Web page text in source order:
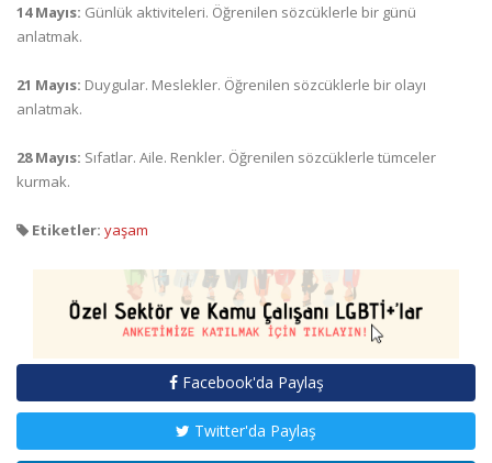
14 Mayıs: Günlük aktiviteleri. Öğrenilen sözcüklerle bir günü
anlatmak.
21 Mayıs: Duygular. Meslekler. Öğrenilen sözcüklerle bir olayı
anlatmak.
28 Mayıs: Sıfatlar. Aile. Renkler. Öğrenilen sözcüklerle tümceler
kurmak.
Etiketler: yaşam
Facebook'da Paylaş
Twitter'da Paylaş